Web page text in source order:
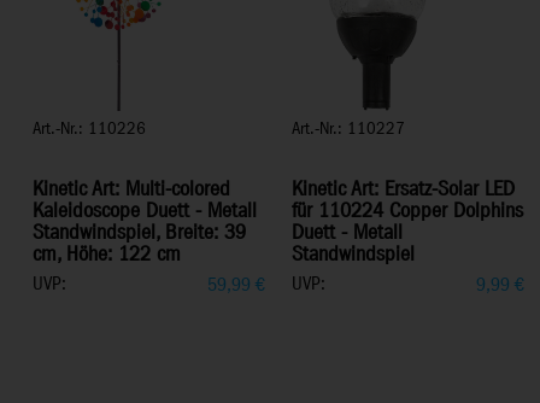
Art.-Nr.: 110226
Kinetic Art: Multi-colored
Kaleidoscope Duett - Metall
Standwindspiel, Breite: 39
cm, Höhe: 122 cm
UVP: 59,99 €
Art.-Nr.: 110227
Kinetic Art: Ersatz-Solar LED
für 110224 Copper Dolphins
Duett - Metall
Standwindspiel
UVP: 9,99 €